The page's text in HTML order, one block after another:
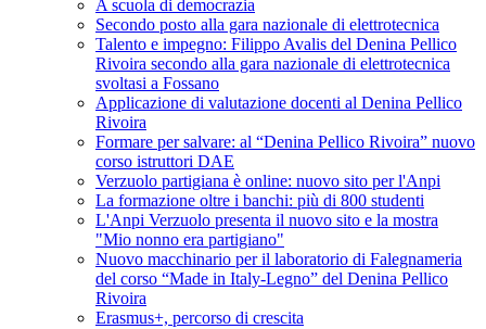
A scuola di democrazia
Secondo posto alla gara nazionale di elettrotecnica
Talento e impegno: Filippo Avalis del Denina Pellico
Rivoira secondo alla gara nazionale di elettrotecnica
svoltasi a Fossano
Applicazione di valutazione docenti al Denina Pellico
Rivoira
Formare per salvare: al “Denina Pellico Rivoira” nuovo
corso istruttori DAE
Verzuolo partigiana è online: nuovo sito per l'Anpi
La formazione oltre i banchi: più di 800 studenti
L'Anpi Verzuolo presenta il nuovo sito e la mostra
"Mio nonno era partigiano"
Nuovo macchinario per il laboratorio di Falegnameria
del corso “Made in Italy-Legno” del Denina Pellico
Rivoira
Erasmus+, percorso di crescita